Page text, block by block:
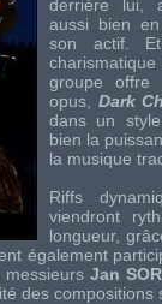
derrière lui,
aussi bien
son actif.
groupe offre
opus, Dark
dans un
bien la
la musique
Riffs
viendront
longueur,
également
Jan
des compositions